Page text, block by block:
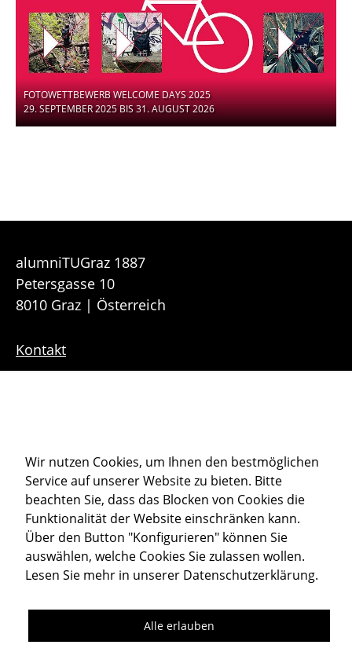
FOTOWETTBEWERB WELCOME DAYS 2025
29. SEPTEMBER 2025 BIS 31. AUGUST 2026
alumniTUGraz 1887
Petersgasse 10
8010 Graz | Österreich
Kontakt
Downloads
Cookie-Einstellungen
Datenschutz
Impressum
Member of
Wir nutzen Cookies, um Ihnen den bestmöglichen
Service auf unserer Website zu bieten. Bitte
beachten Sie, dass das Blocken von Cookies die
Funktionalität der Website einschränken kann.
Über den Button "Konfigurieren" können Sie
auswählen, welche Cookies Sie zulassen wollen.
Lesen Sie mehr in unserer Datenschutzerklärung.
Alle erlauben